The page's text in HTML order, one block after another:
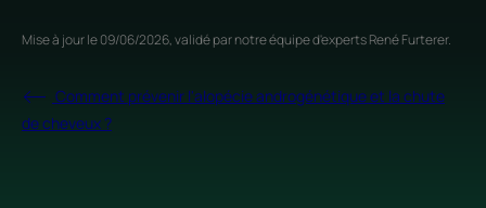
Mise à jour le09/06/2026, validé parnotre équipe d'experts René Furterer.
Comment prévenir l'alopécie androgénétique et la chute
de cheveux ?